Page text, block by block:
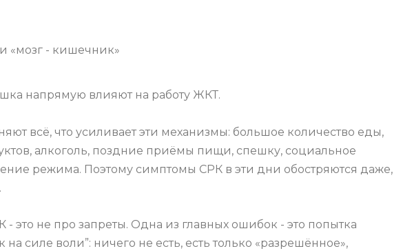
«мозг - кишечник»
напрямую влияют на работу ЖКТ.
всё, что усиливает эти механизмы: большое количество еды,
алкоголь, поздние приёмы пищи, спешку, социальное
режима. Поэтому симптомы СРК в эти дни обостряются даже,
это не про запреты. Одна из главных ошибок - это попытка
силе воли”: ничего не есть, есть только «разрешённое»,